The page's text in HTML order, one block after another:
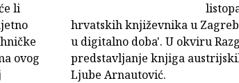
li
ovog
hrvatskih književnika u
u digitalno doba'. U okviru
predstavljanje knjiga
Ljube Arnautović.